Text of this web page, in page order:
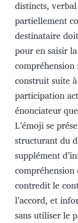
distincts,
partiellement
destinataire
pour en saisir
construit suite
participation
énonciateur
L’émoji se
structurant du
supplément
contredit le
l’accord, et
sans utiliser le